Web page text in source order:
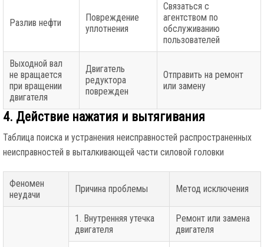
Разлив нефти
Повреждение
уплотнения
Связаться с
агентством по
обслуживанию
пользователей
Выходной вал
не вращается
при вращении
двигателя
Двигатель
редуктора
поврежден
Отправить на ремонт
или замену
4. Действие нажатия и вытягивания
Таблица поиска и устранения неисправностей распространенных
неисправностей в выталкивающей части силовой головки
Феномен
неудачи
Причина проблемы Метод исключения
1. Внутренняя утечка
двигателя
Ремонт или замена
двигателя